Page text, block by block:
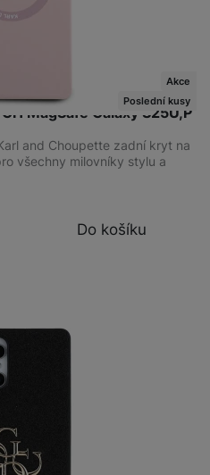
MagSafe Galaxy S25U,P
Akce
Poslední kusy
and Choupette zadní kryt na
všechny milovníky stylu a
Do košíku